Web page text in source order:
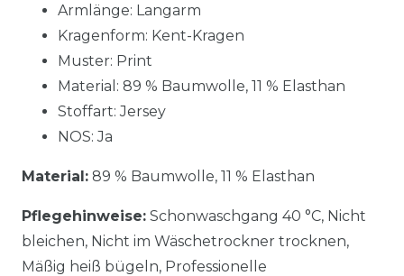
Armlänge: Langarm
Kragenform: Kent-Kragen
Muster: Print
Material: 89 % Baumwolle, 11 % Elasthan
Stoffart: Jersey
NOS: Ja
Material: 89 % Baumwolle, 11 % Elasthan
Pflegehinweise: Schonwaschgang 40 °C, Nicht
bleichen, Nicht im Wäschetrockner trocknen,
Mäßig heiß bügeln, Professionelle